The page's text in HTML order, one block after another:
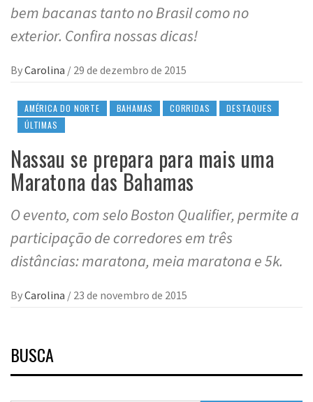
bem bacanas tanto no Brasil como no
exterior. Confira nossas dicas!
ByCarolina / 29 de dezembro de 2015
AMÉRICA DO NORTE BAHAMAS CORRIDAS
DESTAQUES
ÚLTIMAS
Nassau se prepara para mais uma
Maratona das Bahamas
O evento, com selo Boston Qualifier, permite a
participação de corredores em três
distâncias: maratona, meia maratona e 5k.
ByCarolina / 23 de novembro de 2015
BUSCA